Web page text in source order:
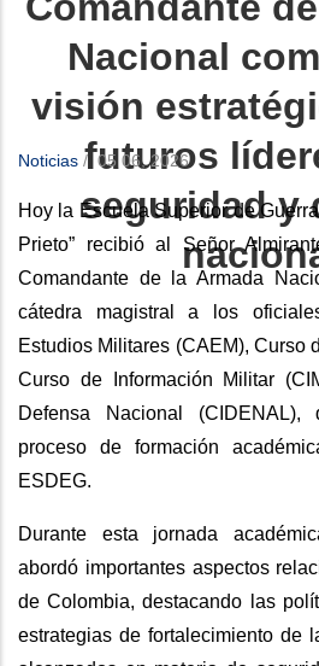
Nacional
visión
futuros
seguridad y
Noticias / 05 06, 2026
Hoy la Escuela Superior de
Prieto” recibió al Señor
Comandante de la Armada
cátedra magistral a los
Estudios Militares (CAEM), Curso
Curso de Información Militar
Defensa Nacional (CIDENAL),
proceso de formación
ESDEG.
Durante esta jornada
abordó importantes aspectos
de Colombia, destacando las
estrategias de fortalecimiento de